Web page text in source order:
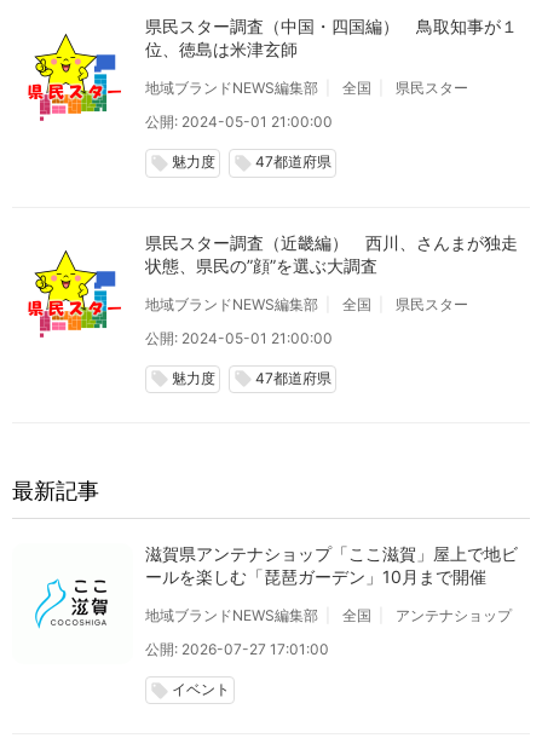
県民スター調査（中国・四国編） 鳥取知事が１
位、徳島は米津玄師
地域ブランドNEWS編集部 全国
県民スター
公開: 2024-05-01 21:00:00
local_offer 魅力度 local_offer 47都道府県
県民スター調査（近畿編） 西川、さんまが独走
状態、県民の”顔”を選ぶ大調査
地域ブランドNEWS編集部 全国
県民スター
公開: 2024-05-01 21:00:00
local_offer 魅力度 local_offer 47都道府県
最新記事
滋賀県アンテナショップ「ここ滋賀」屋上で地ビ
ールを楽しむ「琵琶ガーデン」10月まで開催
地域ブランドNEWS編集部 全国
アンテナショップ
公開: 2026-07-27 17:01:00
local_offer イベント